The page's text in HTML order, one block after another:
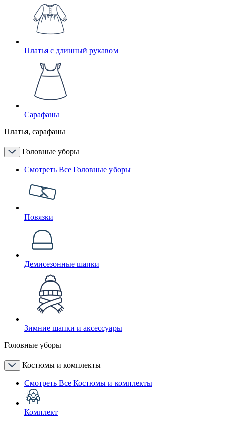
Платья с длинный рукавом
Сарафаны
Платья, сарафаны
Головные уборы
Смотреть Все Головные уборы
Повязки
Демисезонные шапки
Зимние шапки и аксессуары
Головные уборы
Костюмы и комплекты
Смотреть Все Костюмы и комплекты
Комплект